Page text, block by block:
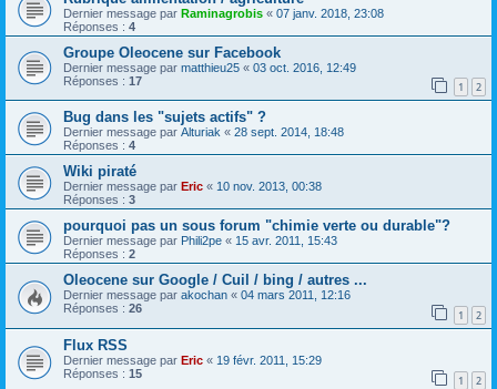
Dernier message par Raminagrobis « 07 janv. 2018, 23:08
Réponses : 4
Groupe Oleocene sur Facebook
Dernier message par matthieu25 « 03 oct. 2016, 12:49
Réponses : 17 1 2
Bug dans les "sujets actifs" ?
Dernier message par Alturiak « 28 sept. 2014, 18:48
Réponses : 4
Wiki piraté
Dernier message par Eric « 10 nov. 2013, 00:38
Réponses : 3
pourquoi pas un sous forum "chimie verte ou durable"?
Dernier message par Phili2pe « 15 avr. 2011, 15:43
Réponses : 2
Oleocene sur Google / Cuil / bing / autres ...
Dernier message par akochan « 04 mars 2011, 12:16
Réponses : 26 1 2
Flux RSS
Dernier message par Eric « 19 févr. 2011, 15:29
Réponses : 15 1 2